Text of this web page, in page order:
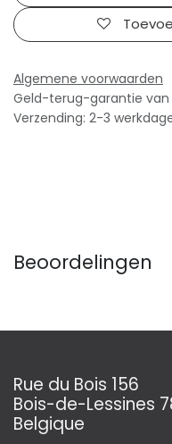
Algemene voorwaarden
Geld-terug-garantie van
Verzending: 2-3
Beoordelingen
Rue du Bois 156
Bois-de-Lessines
Belgique